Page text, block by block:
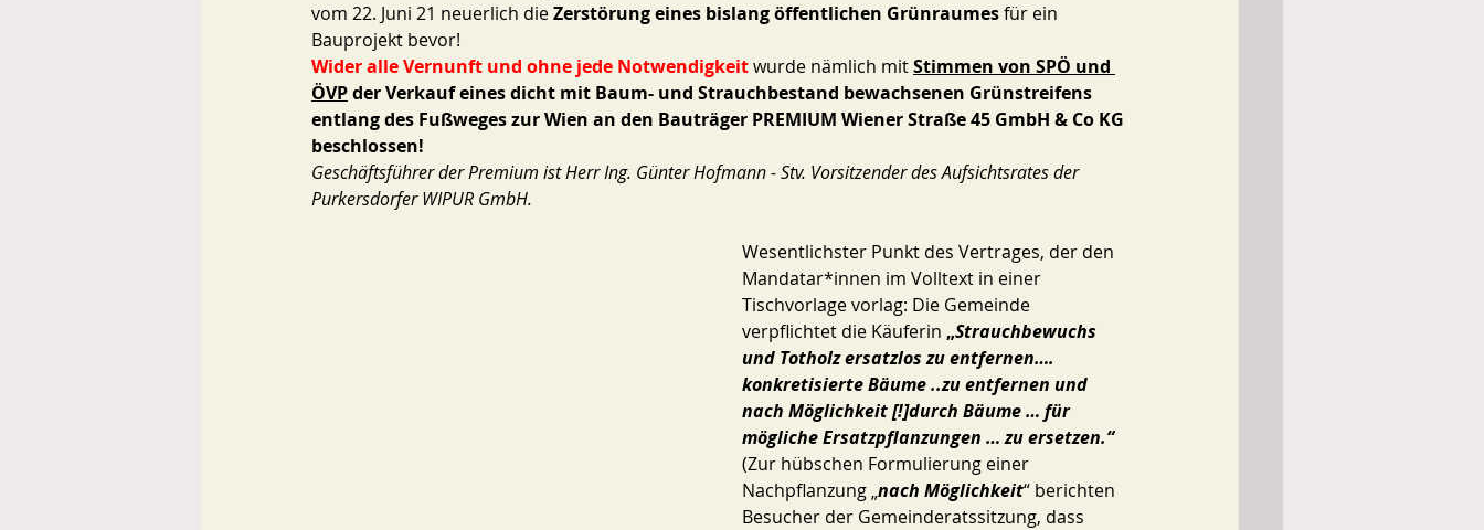
vom 22. Juni 21 neuerlich die Zerstörung eines bislang öffentlichen Grünraumes für ein
Bauprojekt bevor!
Wider alle Vernunft und ohne jede Notwendigkeit wurde nämlich mit Stimmen von SPÖ und
ÖVP der Verkauf eines dicht mit Baum- und Strauchbestand bewachsenen Grünstreifens
entlang des Fußweges zur Wien an den Bauträger PREMIUM Wiener Straße 45 GmbH & Co KG
beschlossen!
Geschäftsführer der Premium ist Herr Ing. Günter Hofmann - Stv. Vorsitzender des Aufsichtsrates der
Purkersdorfer WIPUR GmbH.
Wesentlichster Punkt des Vertrages, der den
Mandatar*innen im Volltext in einer
Tischvorlage vorlag: Die Gemeinde
verpflichtet die Käuferin „Strauchbewuchs
und Totholz ersatzlos zu entfernen….
konkretisierte Bäume ..zu entfernen und
nach Möglichkeit [!]durch Bäume … für
mögliche Ersatzpflanzungen … zu ersetzen.“
(Zur hübschen Formulierung einer
Nachpflanzung „nach Möglichkeit“ berichten
Besucher der Gemeinderatssitzung, dass